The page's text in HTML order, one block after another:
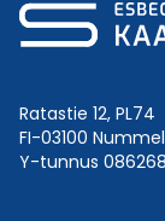
Ratastie 12, PL74
FI-03100
Y-tunnus